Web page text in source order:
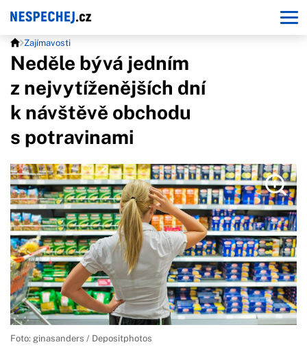
Zajímavosti
Neděle bývá jedním
z nejvytíženějších dní
k návštěvě obchodu
s potravinami
Foto: ginasanders / Depositphotos